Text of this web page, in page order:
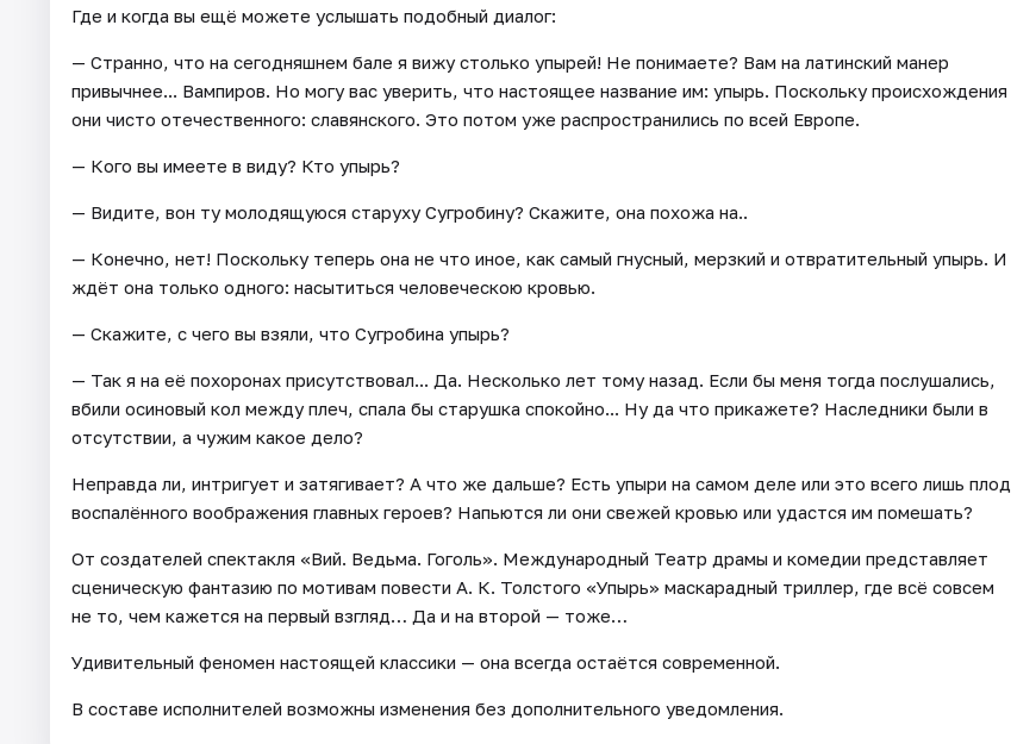
Где и когда вы ещё можете услышать подобный диалог:
— Странно, что на сегодняшнем бале я вижу столько упырей! Не понимаете? Вам на латинский манер
привычнее... Вампиров. Но могу вас уверить, что настоящее название им: упырь. Поскольку происхождения
они чисто отечественного: славянского. Это потом уже распространились по всей Европе.
— Кого вы имеете в виду? Кто упырь?
— Видите, вон ту молодящуюся старуху Сугробину? Скажите, она похожа на..
— Конечно, нет! Поскольку теперь она не что иное, как самый гнусный, мерзкий и отвратительный упырь. И
ждёт она только одного: насытиться человеческою кровью.
— Скажите, с чего вы взяли, что Сугробина упырь?
— Так я на её похоронах присутствовал... Да. Несколько лет тому назад. Если бы меня тогда послушались,
вбили осиновый кол между плеч, спала бы старушка спокойно... Ну да что прикажете? Наследники были в
отсутствии, а чужим какое дело?
Неправда ли, интригует и затягивает? А что же дальше? Есть упыри на самом деле или это всего лишь плод
воспалённого воображения главных героев? Напьются ли они свежей кровью или удастся им помешать?
От создателей спектакля «Вий. Ведьма. Гоголь». Международный Театр драмы и комедии представляет
сценическую фантазию по мотивам повести А. К. Толстого «Упырь» маскарадный триллер, где всё совсем
не то, чем кажется на первый взгляд… Да и на второй — тоже…
Удивительный феномен настоящей классики — она всегда остаётся современной.
В составе исполнителей возможны изменения без дополнительного уведомления.